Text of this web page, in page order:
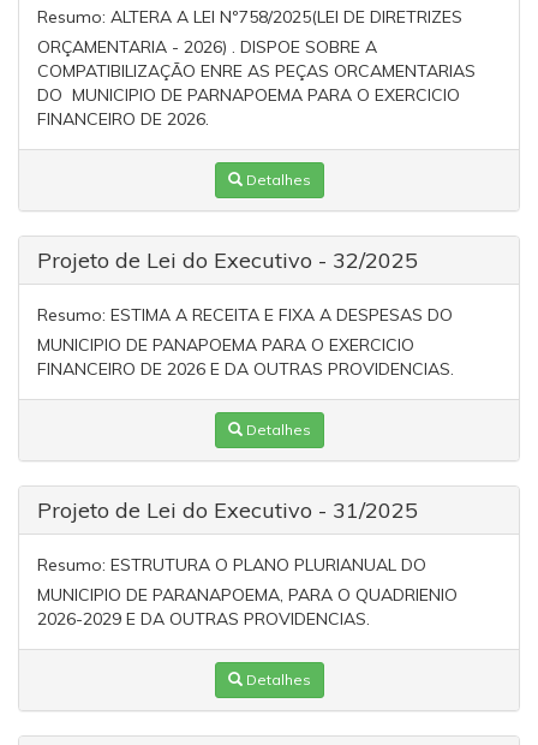
Resumo: ALTERA A LEI Nº758/2025(LEI DE DIRETRIZES
ORÇAMENTARIA - 2026) . DISPOE SOBRE A
COMPATIBILIZAÇÃO ENRE AS PEÇAS ORCAMENTARIAS
DO MUNICIPIO DE PARNAPOEMA PARA O EXERCICIO
FINANCEIRO DE 2026.
Detalhes
Projeto de Lei do Executivo - 32/2025
Resumo: ESTIMA A RECEITA E FIXA A DESPESAS DO
MUNICIPIO DE PANAPOEMA PARA O EXERCICIO
FINANCEIRO DE 2026 E DA OUTRAS PROVIDENCIAS.
Detalhes
Projeto de Lei do Executivo - 31/2025
Resumo: ESTRUTURA O PLANO PLURIANUAL DO
MUNICIPIO DE PARANAPOEMA, PARA O QUADRIENIO
2026-2029 E DA OUTRAS PROVIDENCIAS.
Detalhes